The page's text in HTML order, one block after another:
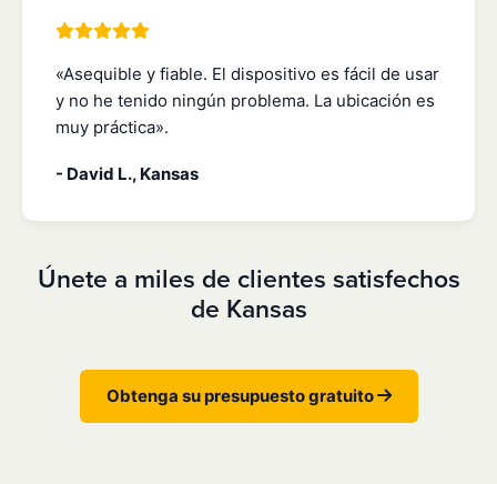
«Asequible y fiable. El dispositivo es fácil de usar
y no he tenido ningún problema. La ubicación es
muy práctica».
- David L., Kansas
Únete a miles de clientes satisfechos
de Kansas
Obtenga su presupuesto gratuito